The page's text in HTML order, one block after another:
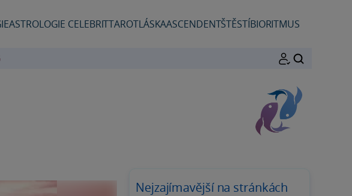
ASTROLOGIE CELEBRITTAROTLÁSKAASCENDENTŠTĚSTÍBIORITMUS
Nejzajímavější na stránkách